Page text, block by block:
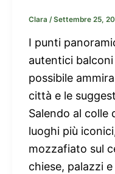
Clara /Settembre 25,
I punti
autentici
possibile
città e le
Salendo al colle
luoghi più
mozzafiato sul
chiese, palazzi